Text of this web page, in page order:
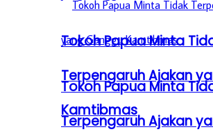
Tokoh Papua Minta
Terpengaruh Ajakan
Kamtibmas
Tokoh Papua Minta
Terpengaruh Ajakan